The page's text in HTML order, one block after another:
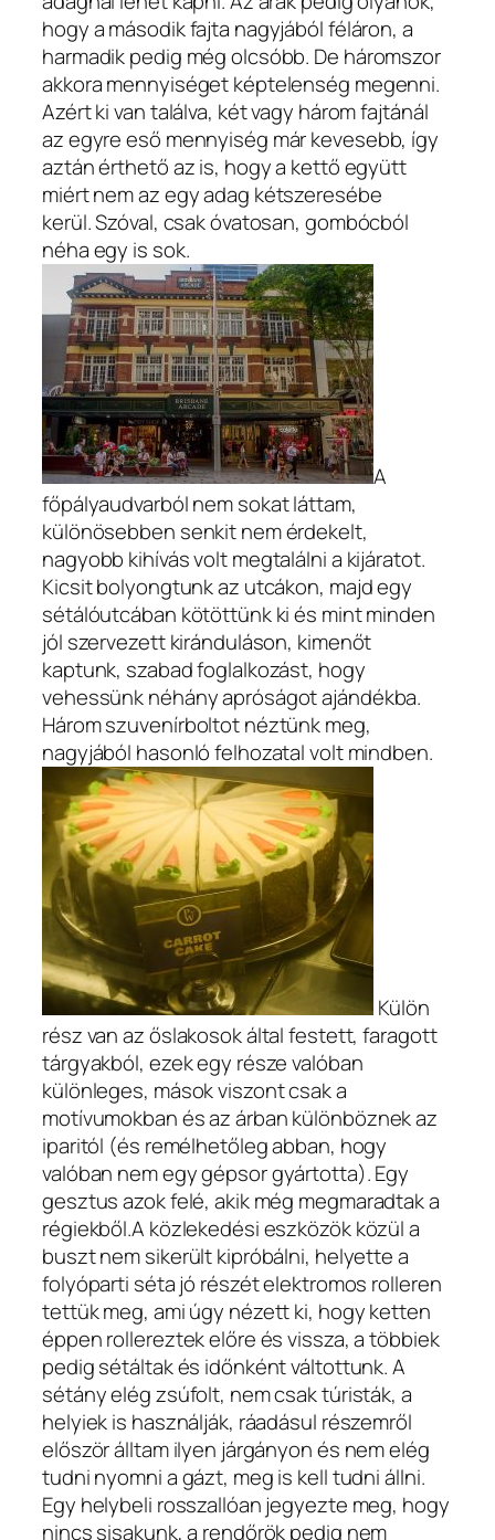
hogy a második fajta nagyjából féláron, a
harmadik pedig még olcsóbb. De háromszor
akkora mennyiséget képtelenség megenni.
Azért ki van találva, két vagy három fajtánál
az egyre eső mennyiség már kevesebb, így
aztán érthető az is, hogy a kettő együtt
miért nem az egy adag kétszeresébe
kerül. Szóval, csak óvatosan, gombócból
néha egy is sok.
A
főpályaudvarból nem sokat láttam,
különösebben senkit nem érdekelt,
nagyobb kihívás volt megtalálni a kijáratot.
Kicsit bolyongtunk az utcákon, majd egy
sétálóutcában kötöttünk ki és mint minden
jól szervezett kiránduláson, kimenőt
kaptunk, szabad foglalkozást, hogy
vehessünk néhány apróságot ajándékba.
Három szuvenírboltot néztünk meg,
nagyjából hasonló felhozatal volt mindben.
Külön
rész van az őslakosok által festett, faragott
tárgyakból, ezek egy része valóban
különleges, mások viszont csak a
motívumokban és az árban különböznek az
iparitól (és remélhetőleg abban, hogy
valóban nem egy gépsor gyártotta). Egy
gesztus azok felé, akik még megmaradtak a
régiekből.A közlekedési eszközök közül a
buszt nem sikerült kipróbálni, helyette a
folyóparti séta jó részét elektromos rolleren
tettük meg, ami úgy nézett ki, hogy ketten
éppen rollereztek előre és vissza, a többiek
pedig sétáltak és időnként váltottunk. A
sétány elég zsúfolt, nem csak túristák, a
helyiek is használják, ráadásul részemről
először álltam ilyen járgányon és nem elég
tudni nyomni a gázt, meg is kell tudni állni.
Egy helybeli rosszallóan jegyezte meg, hogy
nincs sisakunk, a rendőrök pedig nem